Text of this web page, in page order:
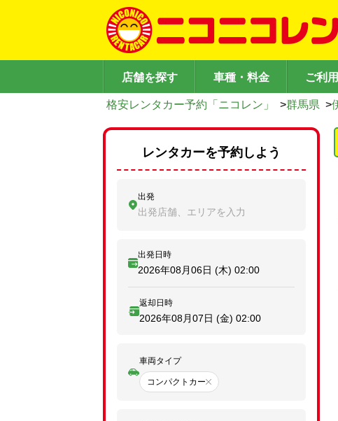
店舗を探す 車種・料金 ご利
格安レンタカー予約「ニコレン」 >群馬県 >
レンタカーを予約しよう
出発
出発店舗、エリアを入力
出発日時
2026年08月06日 (木) 02:00
返却日時
2026年08月07日 (金) 02:00
車両タイプ
コンパクトカー